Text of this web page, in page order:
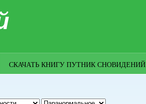
СКАЧАТЬ КНИГУ ПУТНИК СНОВИДЕНИЙ